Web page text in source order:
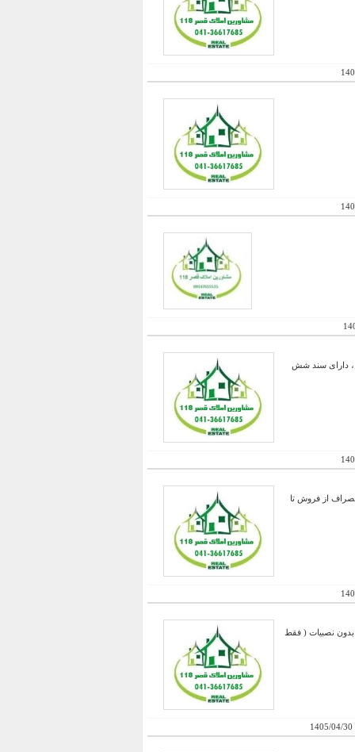
، شیک و مدرن ، بازسازی کلی در سال 95 ، دارای 5 متر انباری ، دارای سند شش
انصراف از فروش تا
شیک ، نوساز صفر بدون نصبیات ( فقط
1405/04/30